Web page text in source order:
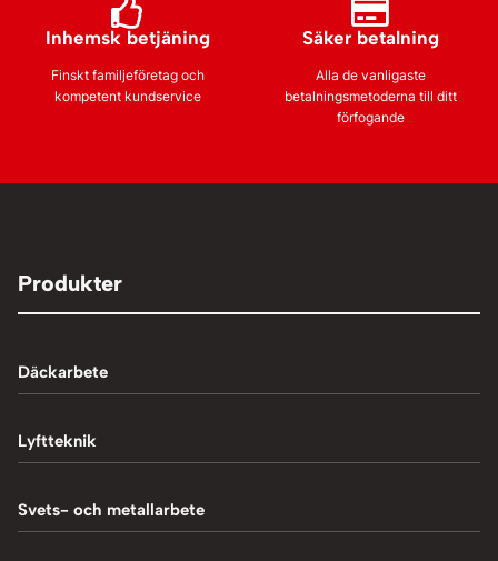
Inhemsk betjäning
Finskt familjeföretag och
kompetent kundservice
Säker betalning
Alla de vanligaste
betalningsmetoderna till ditt
förfogande
Produkter
Däckarbete
Balanseringsmaskiner
Chockluftare
Lyftteknik
1-Pelarlyft
Svets- och metallarbete